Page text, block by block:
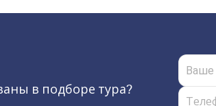
в подборе тура?